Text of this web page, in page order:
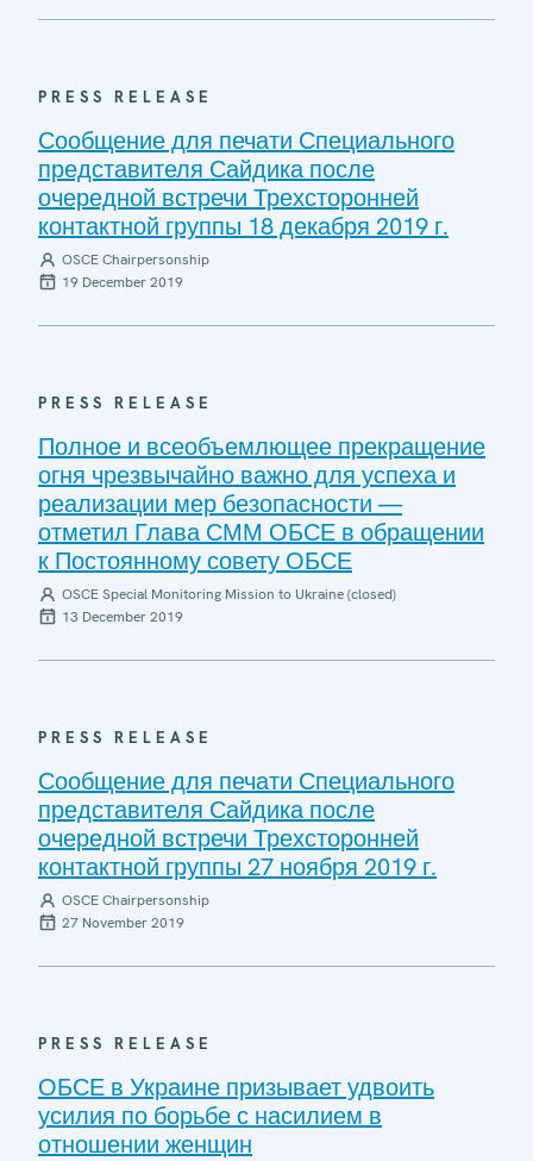
PRESS RELEASE
Сообщение для печати Специального
представителя Сайдика после
очередной встречи Трехсторонней
контактной группы 18 декабря 2019 г.
OSCE Chairpersonship
19 December 2019
PRESS RELEASE
Полное и всеобъемлющее прекращение
огня чрезвычайно важно для успеха и
реализации мер безопасности —
отметил Глава СММ ОБСЕ в обращении
к Постоянному совету ОБСЕ
OSCE Special Monitoring Mission to Ukraine (closed)
13 December 2019
PRESS RELEASE
Сообщение для печати Специального
представителя Сайдика после
очередной встречи Трехсторонней
контактной группы 27 ноября 2019 г.
OSCE Chairpersonship
27 November 2019
PRESS RELEASE
ОБСЕ в Украине призывает удвоить
усилия по борьбе с насилием в
отношении женщин